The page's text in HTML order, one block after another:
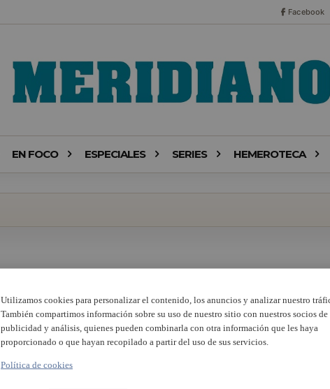
Facebook
EN FOCO ESPECIALES SERIES HEMEROTECA
Utilizamos cookies para personalizar el contenido, los anuncios y analizar nuestro
También compartimos información sobre su uso de nuestro sitio con nuestros socios de
publicidad y análisis, quienes pueden combinarla con otra información que les haya
proporcionado o que hayan recopilado a partir del uso de sus servicios.
Política de cookies